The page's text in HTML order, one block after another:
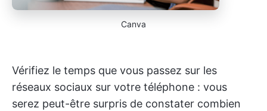
Canva
Vérifiez le temps que vous passez sur les
réseaux sociaux sur votre téléphone : vous
serez peut-être surpris de constater combien